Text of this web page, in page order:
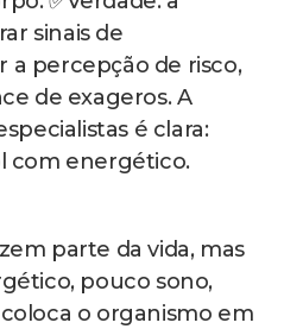
sinais de
a percepção de risco,
de exageros. A
é clara:
com energético.
parte da vida, mas
pouco sono,
o organismo em